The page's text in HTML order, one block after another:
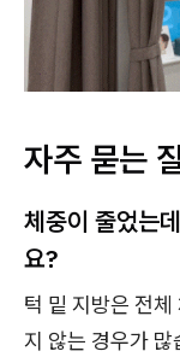
자주 묻는
체중이 줄었는
요?
턱 밑 지방은 전
지 않는 경우가